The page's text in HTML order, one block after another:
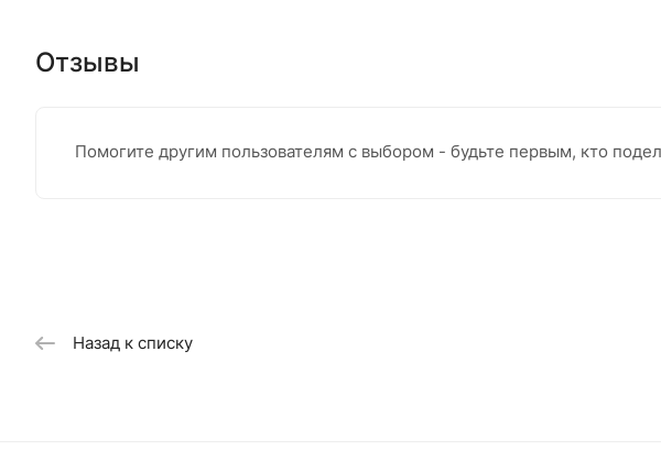
Отзывы
Помогите другим пользователям с выбором - будьте первым, кто
Назад к списку